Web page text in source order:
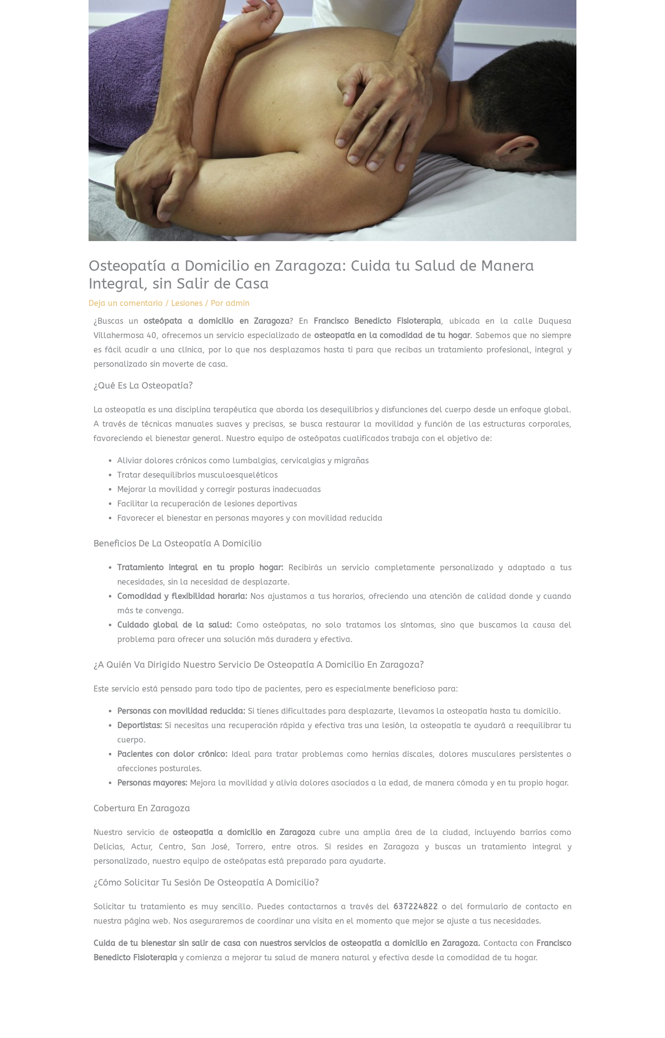
Osteopatía a Domicilio en Zaragoza: Cuida tu Salud de Manera
Integral, sin Salir de Casa
Deja un comentario / Lesiones/ Por admin
¿Buscas unosteópata a domicilio en Zaragoza? En Francisco Benedicto Fisioterapia, ubicada en la calle Duquesa
Villahermosa 40, ofrecemos un servicio especializado de osteopatía en la comodidad de tu hogar. Sabemos que no siempre
es fácil acudir a una clínica, por lo que nos desplazamos hasta ti para que recibas un tratamiento profesional, integral y
personalizado sin moverte de casa.
¿Qué Es La Osteopatía?
La osteopatía es una disciplina terapéutica que aborda los desequilibrios y disfunciones del cuerpo desde un enfoque global.
A través de técnicas manuales suaves y precisas, se busca restaurar la movilidad y función de las estructuras corporales,
favoreciendo el bienestar general. Nuestro equipo de osteópatas cualificados trabaja con el objetivo de:
Aliviar dolores crónicos como lumbalgias, cervicalgias y migrañas
Tratar desequilibrios musculoesqueléticos
Mejorar la movilidad y corregir posturas inadecuadas
Facilitar la recuperación de lesiones deportivas
Favorecer el bienestar en personas mayores y con movilidad reducida
Beneficios De La Osteopatía A Domicilio
Tratamiento integral en tu propio hogar: Recibirás un servicio completamente personalizado y adaptado a tus
necesidades, sin la necesidad de desplazarte.
Comodidad y flexibilidad horaria: Nos ajustamos a tus horarios, ofreciendo una atención de calidad donde y cuando
más te convenga.
Cuidado global de la salud: Como osteópatas, no solo tratamos los síntomas, sino que buscamos la causa del
problema para ofrecer una solución más duradera y efectiva.
¿A Quién Va Dirigido Nuestro Servicio De Osteopatía A Domicilio En Zaragoza?
Este servicio está pensado para todo tipo de pacientes, pero es especialmente beneficioso para:
Personas con movilidad reducida: Si tienes dificultades para desplazarte, llevamos la osteopatía hasta tu domicilio.
Deportistas: Si necesitas una recuperación rápida y efectiva tras una lesión, la osteopatía te ayudará a reequilibrar tu
cuerpo.
Pacientes con dolor crónico: Ideal para tratar problemas como hernias discales, dolores musculares persistentes o
afecciones posturales.
Personas mayores: Mejora la movilidad y alivia dolores asociados a la edad, de manera cómoda y en tu propio hogar.
Cobertura En Zaragoza
Nuestro servicio deosteopatía a domicilio en Zaragozacubre una amplia área de la ciudad, incluyendo barrios como
Delicias, Actur, Centro, San José, Torrero, entre otros. Si resides en Zaragoza y buscas un tratamiento integral y
personalizado, nuestro equipo de osteópatas está preparado para ayudarte.
¿Cómo Solicitar Tu Sesión De Osteopatía A Domicilio?
Solicitar tu tratamiento es muy sencillo. Puedes contactarnos a través del 637224822 o del formulario de contacto en
nuestra página web. Nos aseguraremos de coordinar una visita en el momento que mejor se ajuste a tus necesidades.
Cuida de tu bienestar sin salir de casa con nuestros servicios de osteopatía a domicilio en Zaragoza. Contacta con Francisco
Benedicto Fisioterapiay comienza a mejorar tu salud de manera natural y efectiva desde la comodidad de tu hogar.